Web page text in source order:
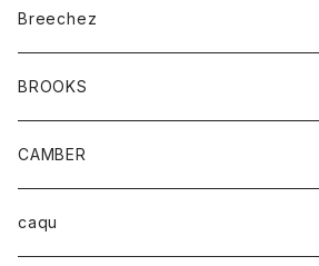
ベルト
Tシャツ
グッズ
アンダーウェアー
カードホルダー
トップス
カーディガン
ボトム
オーバーオール
レディース
Breechez
シャツ
BROOKS
グッズ
靴
CAMBER
トップス
caqu